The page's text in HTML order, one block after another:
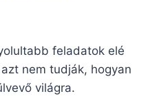
feladatok elé
nem tudják, hogyan
világra.